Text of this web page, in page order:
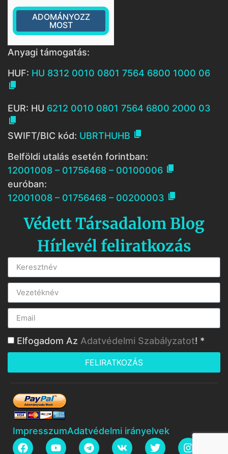
ADOMÁNYOZZ
MOST
Anyagi támogatás:
HUF: HU 8312 0010 0801 7564 6800 1000 06

EUR: HU 6212 0010 0801 7564 6800 2000 03

SWIFT/BIC kód: UBRTHUHB 
Belföldi utalás esetén forintban:
12001008 – 01756468 – 00100006 
euróban:
12001008 – 01756468 – 00200003 
Védett Társadalom Blog
Hírlevél feliratkozás
Elfogadom Az Adatvédelmi Szabályzatot! *
FELIRATKOZÁS
ImpresszumAdatvédelmi irányelvek